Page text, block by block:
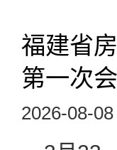
福建省
第一次
2026-08-